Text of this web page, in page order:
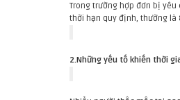
Trong trường hợp đơn bị
thời hạn quy định, thường là
2.Những yếu tố khiến thời